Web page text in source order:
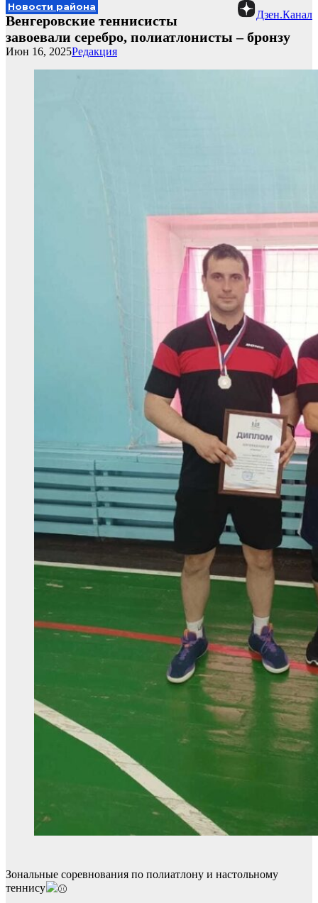
Новости района
Дзен.Канал
Венгеровские теннисисты
завоевали серебро, полиатлонисты – бронзу
Редакция
Июн 16, 2025
Зональные соревнования по полиатлону и настольному
теннису